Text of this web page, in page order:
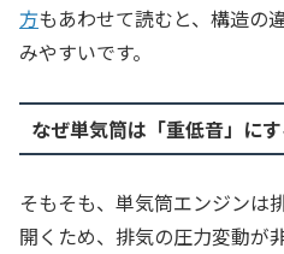
方もあわせて読むと、構造の
みやすいです。
なぜ単気筒は「重低音」に
そもそも、単気筒エンジンは
開くため、排気の圧力変動が